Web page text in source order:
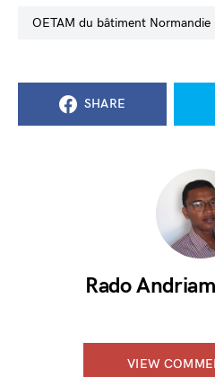
OETAM du bâtiment Normandie
SHARE
Rado
VIEW